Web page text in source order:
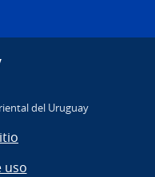
del Uruguay
uso